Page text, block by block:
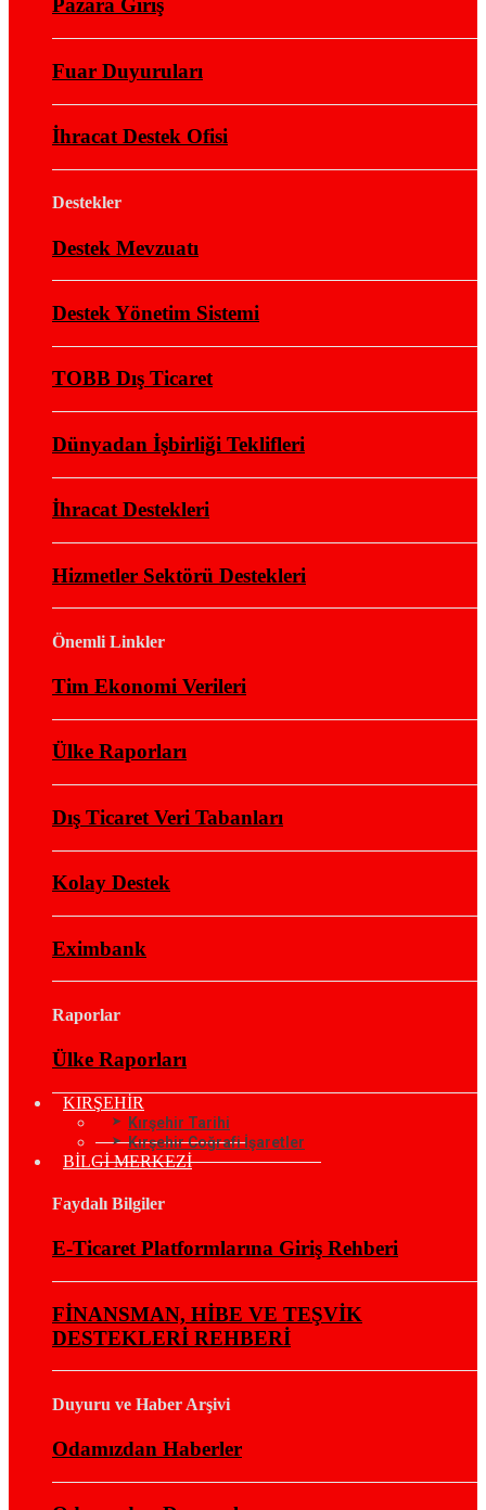
Pazara Giriş
Fuar Duyuruları
İhracat Destek Ofisi
Destekler
Destek Mevzuatı
Destek Yönetim Sistemi
TOBB Dış Ticaret
Dünyadan İşbirliği Teklifleri
İhracat Destekleri
Hizmetler Sektörü Destekleri
Önemli Linkler
Tim Ekonomi Verileri
Ülke Raporları
Dış Ticaret Veri Tabanları
Kolay Destek
Eximbank
Raporlar
Ülke Raporları
KIRŞEHİR
Kırşehir Tarihi
Kırşehir Coğrafi İşaretler
BİLGİ MERKEZİ
Faydalı Bilgiler
E-Ticaret Platformlarına Giriş Rehberi
FİNANSMAN, HİBE VE TEŞVİK
DESTEKLERİ REHBERİ
Duyuru ve Haber Arşivi
Odamızdan Haberler